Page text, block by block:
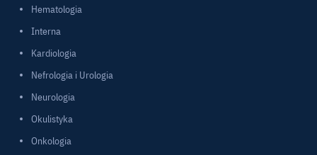
Hematologia
Interna
Kardiologia
Nefrologia i Urologia
Neurologia
Okulistyka
Onkologia